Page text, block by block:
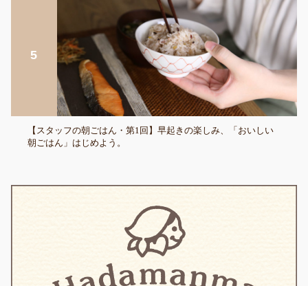
【スタッフの朝ごはん・第1回】早起きの楽しみ、「おいしい
朝ごはん」はじめよう。